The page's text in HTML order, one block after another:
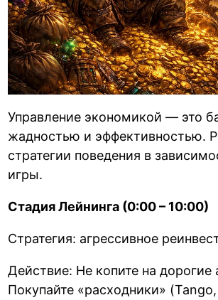
Управление экономикой — это
жадностью и эффективностью.
стратегии поведения в
игры.
Стадия Лейнинга (0:00 – 10:00)
Стратегия: агрессивное
Действие: Не копите на дорогие
Покупайте «расходники»